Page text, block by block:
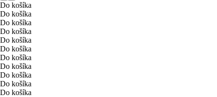
Do košíka
Do košíka
Do košíka
Do košíka
Do košíka
Do košíka
Do košíka
Do košíka
Do košíka
Do košíka
Do košíka